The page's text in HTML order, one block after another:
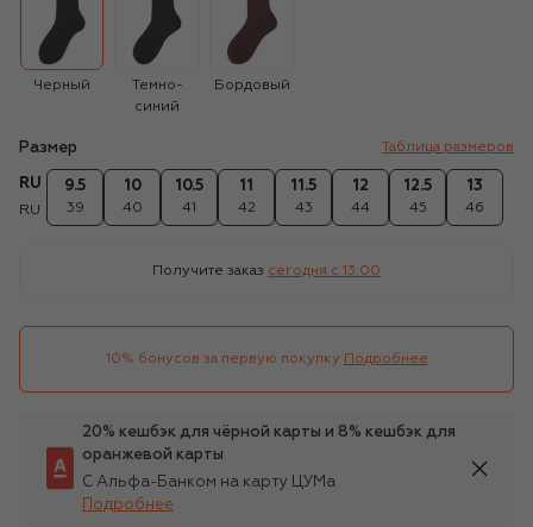
Черный
Темно-
синий
Бордовый
Размер Таблица размеров
RU
RU
9.5
39
10
40
10.5
41
11
42
11.5
43
12
44
12.5
45
13
46
Получите заказ сегодня c 13:00
10% бонусов за первую покупку Подробнее
20% кешбэк для чёрной карты и 8% кешбэк для
оранжевой карты
С Альфа-Банком на карту ЦУМа
Подробнее